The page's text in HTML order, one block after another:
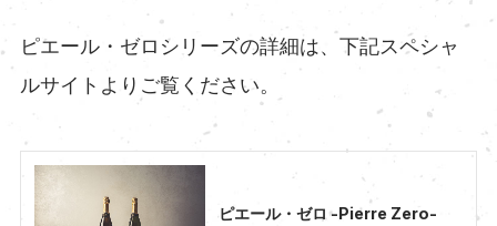
ピエール・ゼロシリーズの詳細は、下記スペシャ
ルサイトよりご覧ください。
ピエール・ゼロ -Pierre Zero-